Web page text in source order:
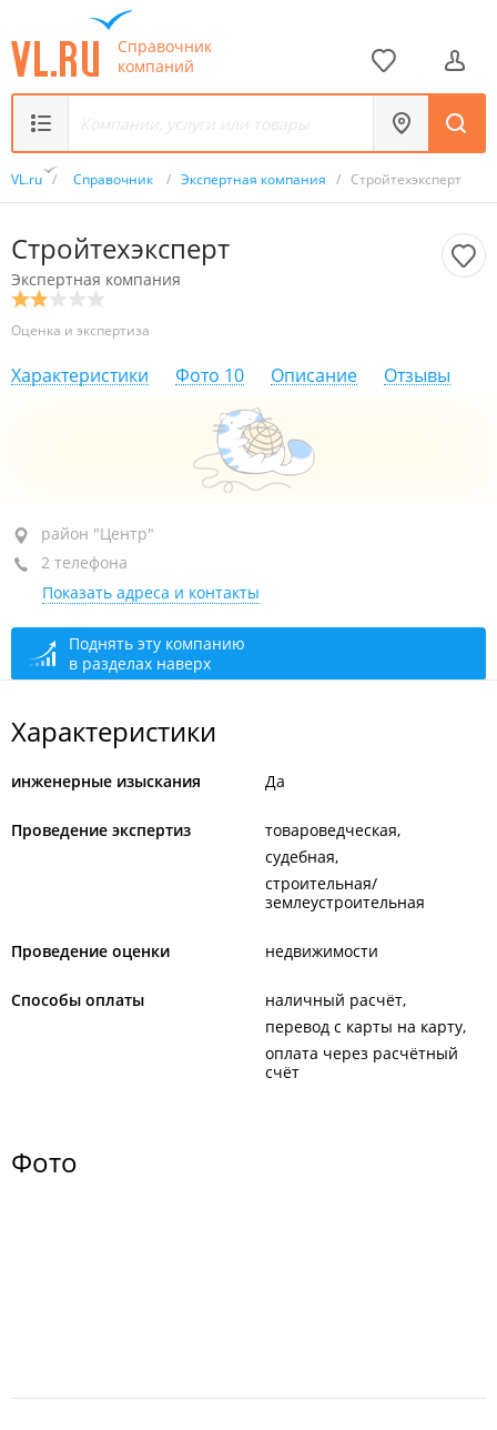
Справочник
компаний
VL.ru / Справочник / Экспертная компания / Стройтехэксперт
Стройтехэксперт
Экспертная компания
Оценка и экспертиза
Характеристики Фото 10 Описание Отзывы
район "Центр", ул. Западная, 29 стр. 2
пом. 11
+7 967 958-72-60
+7 (423) 280-72-60
сегодня закрыто
район "Центр"
2 телефона
Показать адреса и контакты
Поднять эту компанию
в разделах наверх
Характеристики
инженерные изыскания Да
Проведение экспертиз
товароведческая
судебная
строительная/
землеустроительная
Проведение оценки недвижимости
Способы оплаты
наличный расчёт
перевод с карты на карту
оплата через расчётный
счёт
Фото